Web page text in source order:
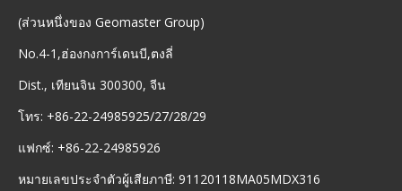
(ส่วนหนึ่งของ Geomaster Group)
No.4-1,ฮ่องกงการ์เดนบี,ตงลี่
Dist., เทียนจิน 300300, จีน
โทร: +86-22-24985925/27/28/29
แฟกซ์: +86-22-24985926
หมายเลขประจำตัวผู้เสียภาษี: 91120118MA05MDX316